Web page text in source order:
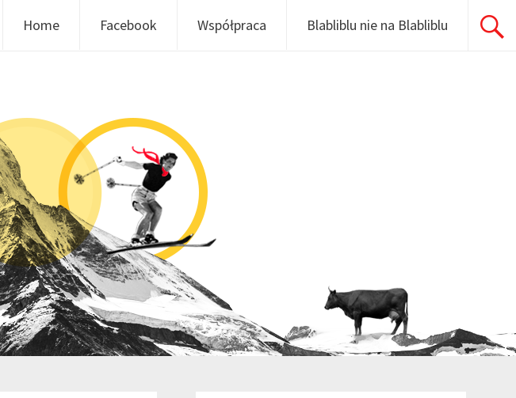
Home Facebook Współpraca Blabliblu nie na Blabliblu